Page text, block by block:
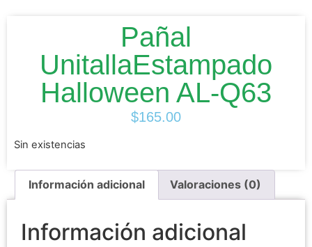
Pañal
UnitallaEstampado
Halloween AL-Q63
$165.00
Sin existencias
Información adicional Valoraciones (0)
Información adicional